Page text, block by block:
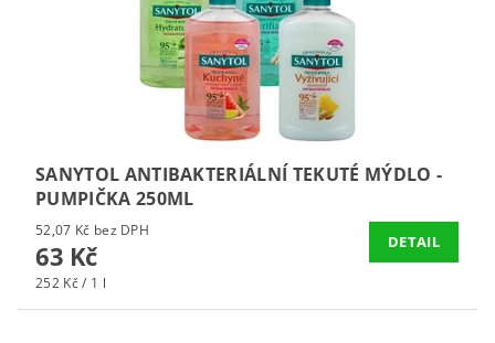
SANYTOL ANTIBAKTERIÁLNÍ TEKUTÉ MÝDLO -
PUMPIČKA 250ML
52,07 Kč bez DPH
63 Kč
252 Kč / 1 l
DETAIL